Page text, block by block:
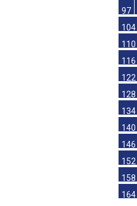
97
104
110
116
122
128
134
140
146
152
158
164